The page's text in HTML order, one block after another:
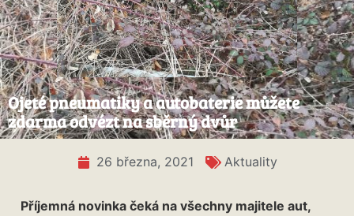
Ojeté pneumatiky a autobaterie můžete
zdarma odvézt na sběrný dvůr
26 března, 2021 Aktuality
Příjemná novinka čeká na všechny majitele aut,